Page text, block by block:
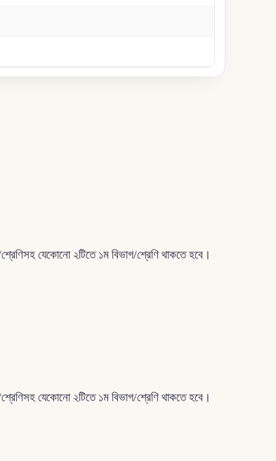
যেকোনো ২টিতে ১ম বিভাগ/শ্রেণি থাকতে হবে।
যেকোনো ২টিতে ১ম বিভাগ/শ্রেণি থাকতে হবে।